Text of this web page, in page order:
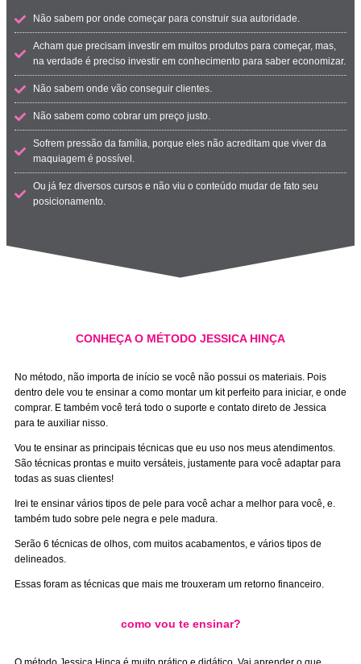
Não sabem por onde começar para construir sua autoridade.
Acham que precisam investir em muitos produtos para começar, mas,
na verdade é preciso investir em conhecimento para saber economizar.
Não sabem onde vão conseguir clientes.
Não sabem como cobrar um preço justo.
Sofrem pressão da família, porque eles não acreditam que viver da
maquiagem é possível.
Ou já fez diversos cursos e não viu o conteúdo mudar de fato seu
posicionamento.
CONHEÇA O MÉTODO JESSICA HINÇA
No método, não importa de início se você não possui os materiais. Pois
dentro dele vou te ensinar a como montar um kit perfeito para iniciar, e onde
comprar. E também você terá todo o suporte e contato direto de Jessica
para te auxiliar nisso.
Vou te ensinar as principais técnicas que eu uso nos meus atendimentos.
São técnicas prontas e muito versáteis, justamente para você adaptar para
todas as suas clientes!
Irei te ensinar vários tipos de pele para você achar a melhor para você, e.
também tudo sobre pele negra e pele madura.
Serão 6 técnicas de olhos, com muitos acabamentos, e vários tipos de
delineados.
Essas foram as técnicas que mais me trouxeram um retorno financeiro.
como vou te ensinar?